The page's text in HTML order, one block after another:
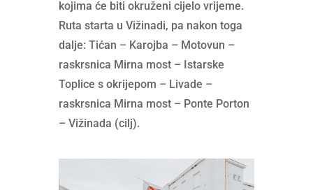
kojima će biti okruženi cijelo vrijeme.
Ruta starta u Vižinadi, pa nakon toga
dalje: Tićan – Karojba – Motovun –
raskrsnica Mirna most – Istarske
Toplice s okrijepom – Livade –
raskrsnica Mirna most – Ponte Porton
– Vižinada (cilj).